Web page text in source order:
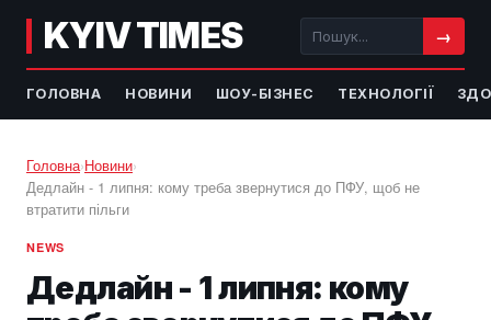
KYIV TIMES →
ГОЛОВНА НОВИНИ ШОУ-БІЗНЕС ТЕХНОЛОГІЇ
Головна›Новини›
Дедлайн - 1 липня: кому треба звернутися до ПФУ, щоб не
втратити пільги
NEWS
Дедлайн - 1 липня: кому